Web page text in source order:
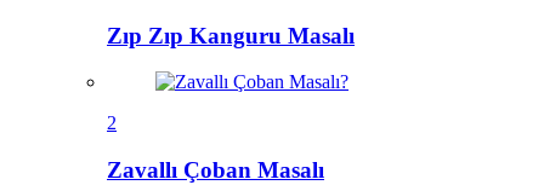
Zıp Zıp Kanguru Masalı
2
Zavallı Çoban Masalı